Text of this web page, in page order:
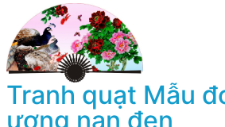
Tranh quạt Mẫu
ương nan đen